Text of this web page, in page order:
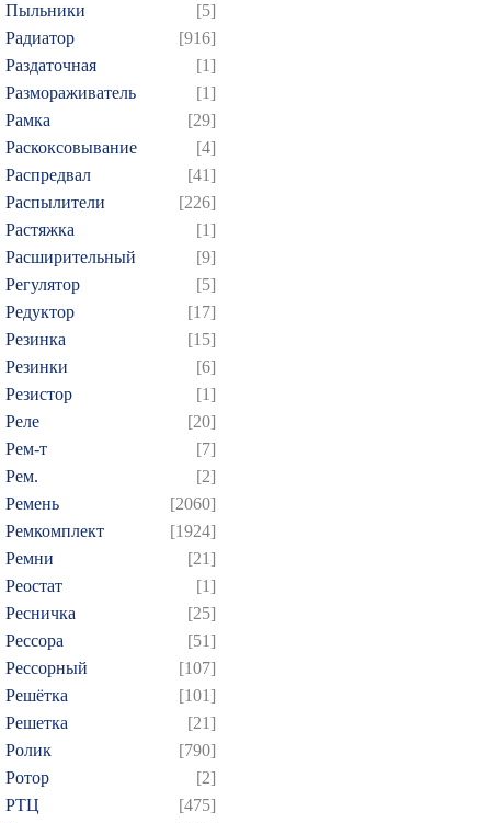
Пыльники
[5]
Радиатор
[916]
Раздаточная
[1]
Размораживатель
[1]
Рамка
[29]
Раскоксовывание
[4]
Распредвал
[41]
Распылители
[226]
Растяжка
[1]
Расширительный
[9]
Регулятор
[5]
Редуктор
[17]
Резинка
[15]
Резинки
[6]
Резистор
[1]
Реле
[20]
Рем-т
[7]
Рем.
[2]
Ремень
[2060]
Ремкомплект
[1924]
Ремни
[21]
Реостат
[1]
Ресничка
[25]
Рессора
[51]
Рессорный
[107]
Решётка
[101]
Решетка
[21]
Ролик
[790]
Ротор
[2]
РТЦ
[475]